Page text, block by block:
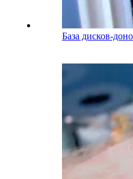
База дисков-